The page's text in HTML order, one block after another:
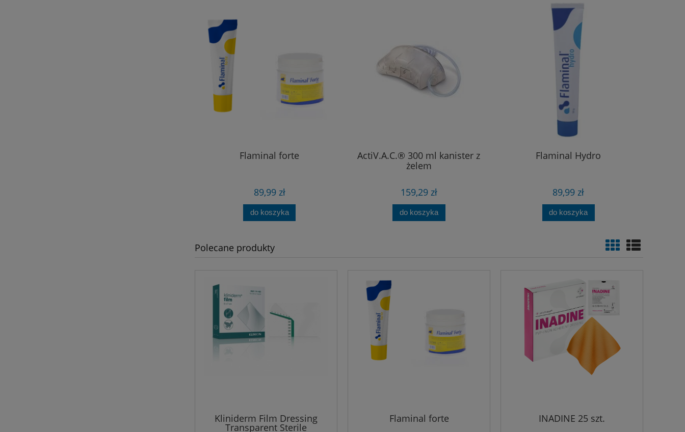
Flaminal forte
89,99 zł
do koszyka
ActiV.A.C.® 300 ml kanister z
żelem
159,29 zł
do koszyka
Flaminal Hydro
89,99 zł
do koszyka
Polecane produkty
Kliniderm Film Dressing
Transparent Sterile
Flaminal forte INADINE 25 szt.